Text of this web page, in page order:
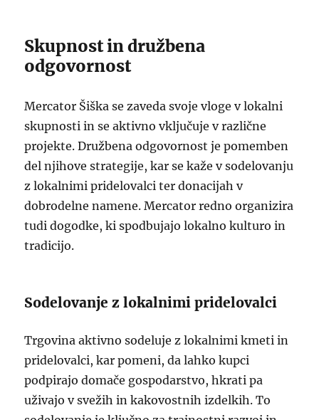
Skupnost in družbena
odgovornost
Mercator Šiška se zaveda svoje vloge v lokalni
skupnosti in se aktivno vključuje v različne
projekte. Družbena odgovornost je pomemben
del njihove strategije, kar se kaže v sodelovanju
z lokalnimi pridelovalci ter donacijah v
dobrodelne namene. Mercator redno organizira
tudi dogodke, ki spodbujajo lokalno kulturo in
tradicijo.
Sodelovanje z lokalnimi pridelovalci
Trgovina aktivno sodeluje z lokalnimi kmeti in
pridelovalci, kar pomeni, da lahko kupci
podpirajo domače gospodarstvo, hkrati pa
uživajo v svežih in kakovostnih izdelkih. To